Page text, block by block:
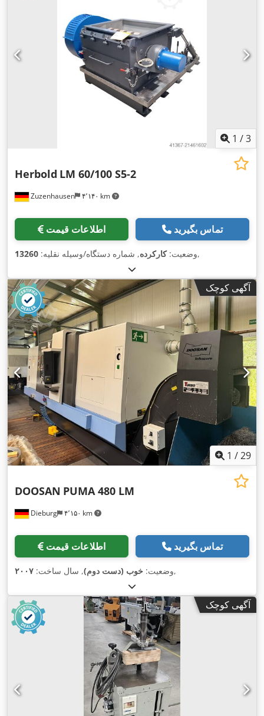
1 /3
Zuzenhausen ۴٬۱۴۰ km
Herbold LM 60/100 S5-2
اطلاعات قیمت تماس بگیرید
وضعیت:کارکرده, شماره دستگاه/وسیله نقلیه: 13260 ,
آگهی کوچک
1 /29
Dieburg ۴٬۱۵۰ km
DOOSAN PUMA 480 LM
اطلاعات قیمت تماس بگیرید
وضعیت: خوب (دست دوم), سال ساخت: ۲۰۰۷ ,
آگهی کوچک